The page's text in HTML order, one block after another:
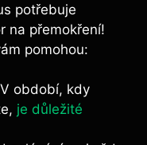
potřebuje
na přemokření!
pomohou:
V období, kdy
je důležité